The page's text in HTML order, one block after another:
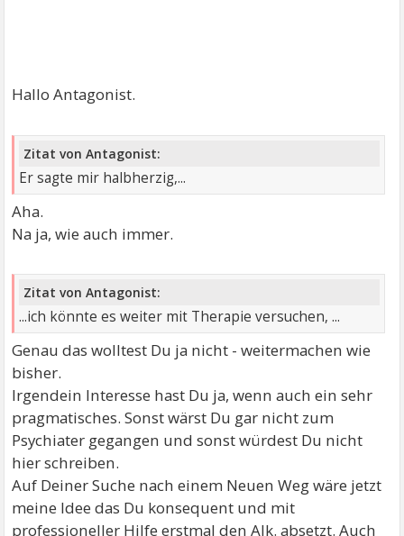
Hallo Antagonist.
Zitat von Antagonist:
Er sagte mir halbherzig,...
Aha.
Na ja, wie auch immer.
Zitat von Antagonist:
...ich könnte es weiter mit Therapie versuchen, ...
Genau das wolltest Du ja nicht - weitermachen wie
bisher.
Irgendein Interesse hast Du ja, wenn auch ein sehr
pragmatisches. Sonst wärst Du gar nicht zum
Psychiater gegangen und sonst würdest Du nicht
hier schreiben.
Auf Deiner Suche nach einem Neuen Weg wäre jetzt
meine Idee das Du konsequent und mit
professioneller Hilfe erstmal den Alk. absetzt. Auch